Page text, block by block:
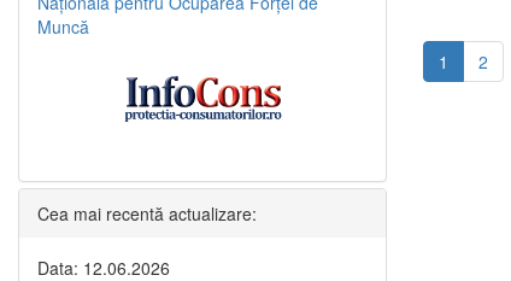
1 2
Muncă
Cea mai recentă actualizare:
Data: 12.06.2026